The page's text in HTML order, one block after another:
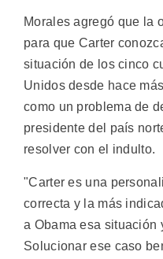
Morales agregó que la
para que Carter
situación de los cinco
Unidos desde hace
como un problema de
presidente del país
resolver con el indulto.
"Carter es una
correcta y la más
a Obama esa situación
Solucionar ese caso